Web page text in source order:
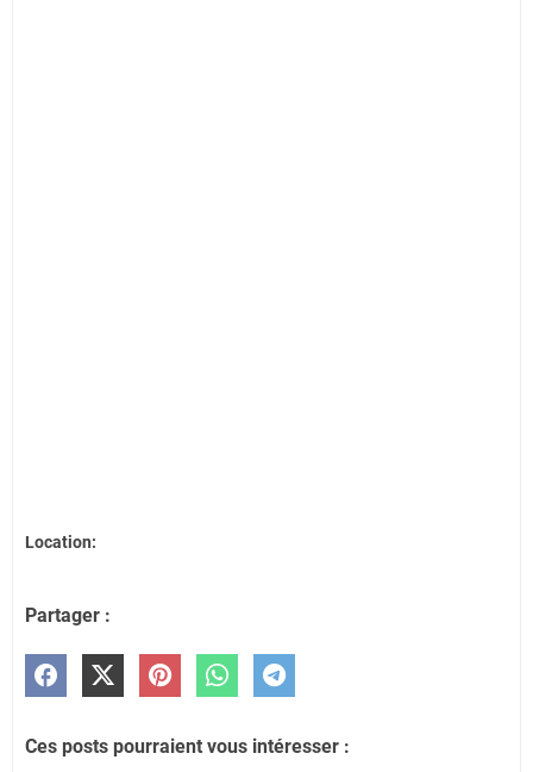
Location:
Partager :
Ces posts pourraient vous intéresser :